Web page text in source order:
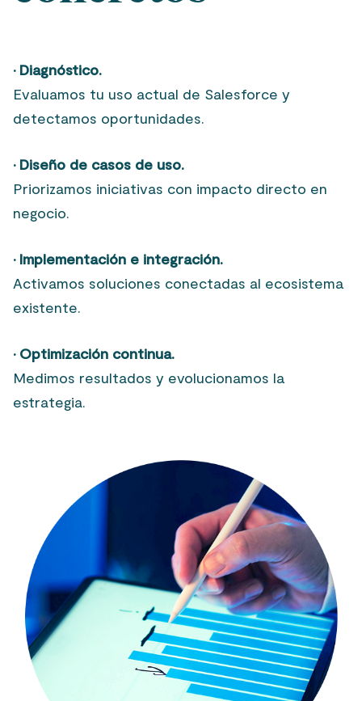
· Diagnóstico.
Evaluamos tu uso actual de Salesforce y
detectamos oportunidades.
· Diseño de casos de uso.
Priorizamos iniciativas con impacto directo en
negocio.
· Implementación e integración.
Activamos soluciones conectadas al ecosistema
existente.
· Optimización continua.
Medimos resultados y evolucionamos la
estrategia.